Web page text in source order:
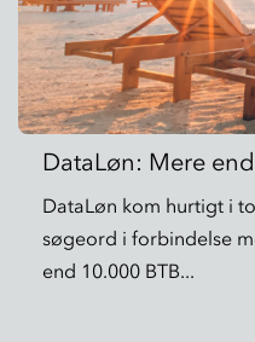
DataLøn: Mere
DataLøn kom hurtigt i
søgeord i forbindelse
end 10.000 BTB...